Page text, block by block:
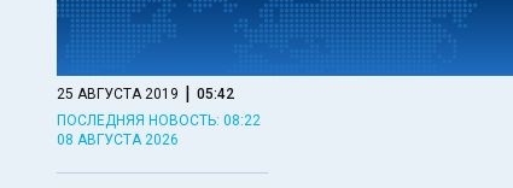
25 АВГУСТА 2019 | 05:42
ПОСЛЕДНЯЯ НОВОСТЬ: 08:22
08 АВГУСТА 2026